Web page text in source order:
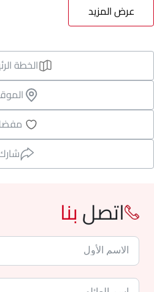
عرض المزيد
الخطة
اتصلبنا